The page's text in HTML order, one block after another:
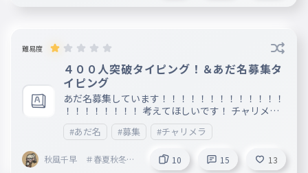
低浮上、おかぴー 【まだ募集中！】 双子：１１
！】 【募集期間】∞
難易度
４００人突破タイピング！＆あだ名募集タ
イピング
あだ名募集しています！！！！！！！！！！！！！
！！！！！！！！ 考えてほしいです！ チャリメラ
がやってたからさ後グループで あだ名考えてって
言われたんで考えて〜
#あだ名 #募集 #チャリメラ
秋風千早 ＃春夏秋冬
10 15 13